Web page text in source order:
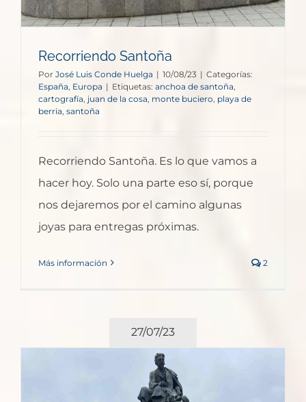
Recorriendo Santoña
Por José Luis Conde Huelga | 10/08/23 | Categorías:
España Europa | Etiquetas: anchoa de santoña
cartografía, juan de la cosa monte buciero playa de
berria santoña
Recorriendo Santoña. Es lo que vamos a
hacer hoy. Solo una parte eso sí, porque
nos dejaremos por el camino algunas
joyas para entregas próximas.
Más información 2
27/07/23